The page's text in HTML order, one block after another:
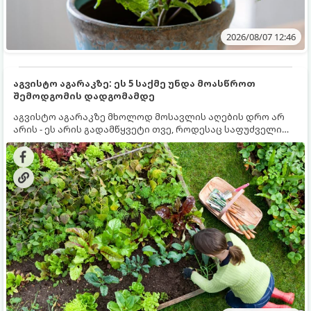
2026/08/07 12:46
აგვისტო აგარაკზე: ეს 5 საქმე უნდა მოასწროთ
შემოდგომის დადგომამდე
აგვისტო აგარაკზე მხოლოდ მოსავლის აღების დრო არ
არის - ეს არის გადამწყვეტი თვე, როდესაც საფუძველი
ეყრება მომავალი წლის მოსავალს და ბაღი მზადდება
შემოდგომა-ზამთრის სეზონისთვის. იმისათვის, რომ
ნიადაგმა ენერგია აღიდგინოს, ხოლო მცენარეებმა
ზამთარს გაუძლონ, აგვისტოს ბოლომდე 5
მნიშვნელოვანი საქმის გაკეთება უნდა მოასწროთ: